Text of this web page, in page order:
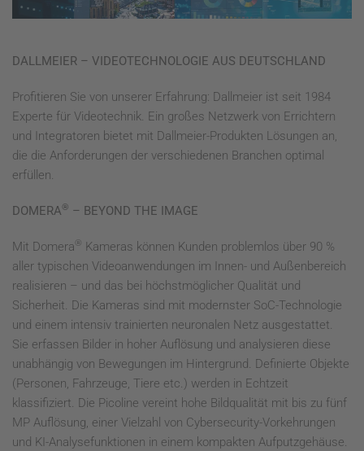
DALLMEIER – VIDEOTECHNOLOGIE AUS DEUTSCHLAND
Profitieren Sie von unserer Erfahrung: Dallmeier ist seit 1984
Experte für Videotechnik. Ein großes Netzwerk von Errichtern
und Integratoren bietet mit Dallmeier-Produkten Lösungen an,
die die Anforderungen der verschiedenen Branchen optimal
erfüllen.
DOMERA® – BEYOND THE IMAGE
Mit Domera ® Kameras können Kunden problemlos über 90 %
aller typischen Videoanwendungen im Innen- und Außenbereich
realisieren – und das bei höchstmöglicher Qualität und
Sicherheit. Die Kameras sind mit modernster SoC-Technologie
und einem intensiv trainierten neuronalen Netz ausgestattet.
Sie erfassen Bilder in hoher Auflösung und analysieren diese
unabhängig von Bewegungen im Hintergrund. Definierte Objekte
(Personen, Fahrzeuge, Tiere etc.) werden in Echtzeit
klassifiziert. Die Picoline vereint hohe Bildqualität mit bis zu fünf
MP Auflösung, einer Vielzahl von Cybersecurity-Vorkehrungen
und KI-Analysefunktionen in einem kompakten Aufputzgehäuse.